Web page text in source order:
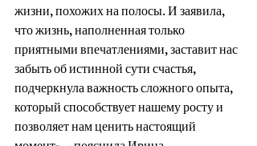
жизни, похожих на полосы. И заявила,
что жизнь, наполненная только
приятными впечатлениями, заставит нас
забыть об истинной сути счастья,
подчеркнула важность сложного опыта,
который способствует нашему росту и
позволяет нам ценить настоящий